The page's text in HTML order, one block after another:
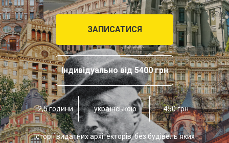
ЗАПИСАТИСЯ
Індивідуально від 5400 грн
українською
2,5 години 450 грн
Історії видатних архітекторів, без будівель яких